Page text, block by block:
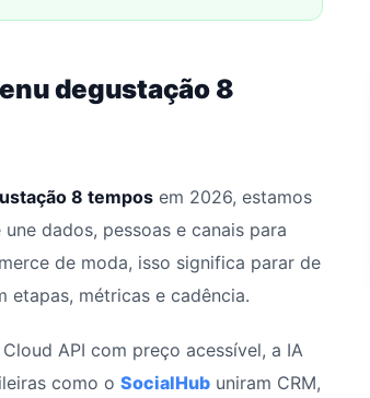
degustação 8
8 tempos em 2026, estamos
dados, pessoas e canais para
de moda, isso significa parar de
métricas e cadência.
API com preço acessível, a IA
como o SocialHub uniram CRM,